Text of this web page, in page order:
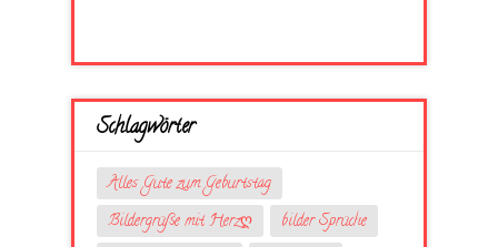
Schlagwörter
Alles Gute zum Geburtstag
Bildergrüße mit Herzღ
bilder Sprüche